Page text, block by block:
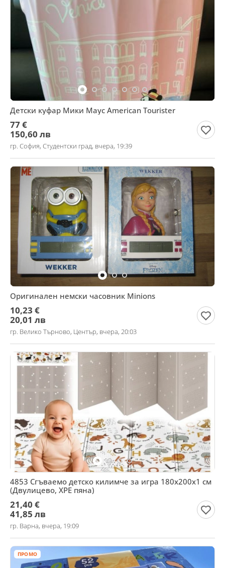
Детски куфар Мики Маус American Tourister
77 €
150,60 лв
гр. София, Студентски град, вчера, 19:39
Оригинален немски часовник Minions
10,23 €
20,01 лв
гр. Велико Търново, Център, вчера, 20:03
4853 Сгъваемо детско килимче за игра 180х200х1 см
(Двулицево, XPE пяна)
21,40 €
41,85 лв
гр. Варна, вчера, 19:09
ПРОМО